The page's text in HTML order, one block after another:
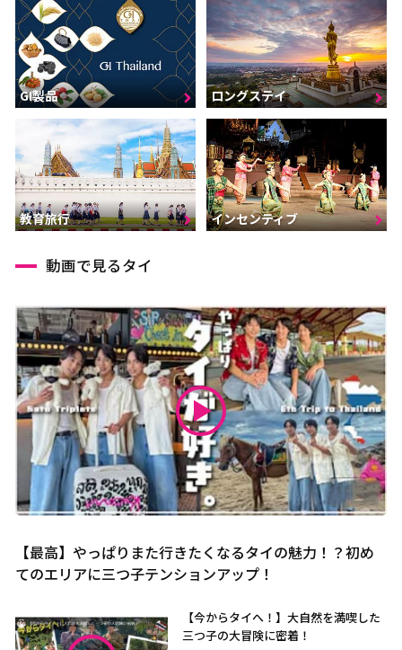
GI製品 ロングステイ
教育旅行 インセンティブ
動画で見るタイ
【最高】やっぱりまた行きたくなるタイの魅力！？初め
てのエリアに三つ子テンションアップ！
【今からタイへ！】大自然を満喫した
三つ子の大冒険に密着！